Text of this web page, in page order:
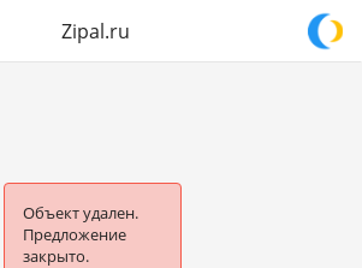
Zipal.ru
Объект удален.
Предложение
закрыто.